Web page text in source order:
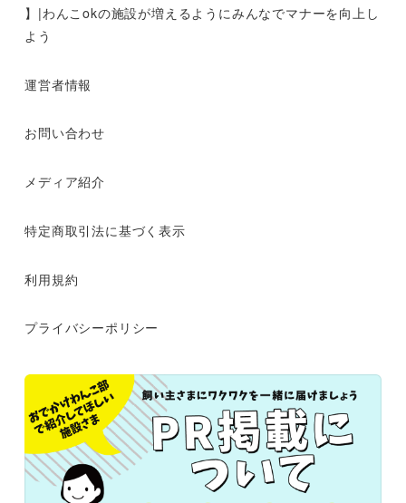
】|わんこokの施設が増えるようにみんなでマナーを向上し
よう
運営者情報
お問い合わせ
メディア紹介
特定商取引法に基づく表示
利用規約
プライバシーポリシー